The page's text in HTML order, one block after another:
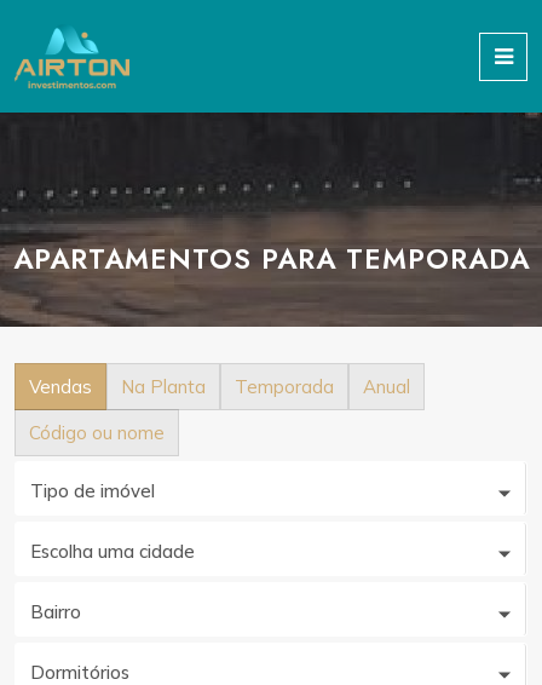
APARTAMENTOS PARA TEMPORADA
Vendas Na Planta Temporada
Anual
Código ou nome
Tipo de imóvel
Escolha uma cidade
Bairro
Dormitórios